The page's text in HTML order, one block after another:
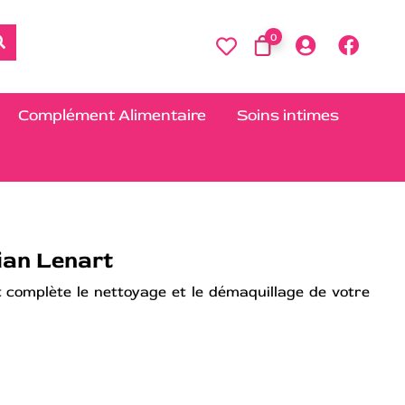
0
Complément Alimentaire Soins intimes
Lenart
le nettoyage et le démaquillage de votre